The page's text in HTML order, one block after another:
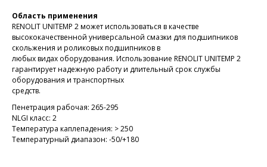
Область применения
RENOLIT UNITEMP 2 может использоваться в качестве
высококачественной универсальной смазки для подшипников
скольжения и роликовых подшипников в
любых видах оборудования. Использование RENOLIT UNITEMP 2
гарантирует надежную работу и длительный срок службы
оборудования и транспортных
средств.
Пенетрация рабочая: 265-295
NLGI класс: 2
Температура каплепадения: > 250
Температурный диапазон: -50/+180